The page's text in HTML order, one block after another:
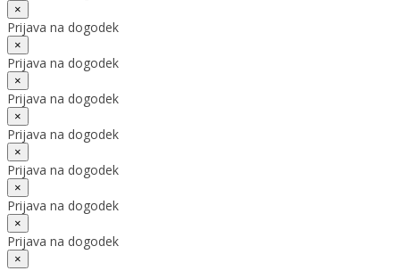
×
Prijava na dogodek
×
Prijava na dogodek
×
Prijava na dogodek
×
Prijava na dogodek
×
Prijava na dogodek
×
Prijava na dogodek
×
Prijava na dogodek
×